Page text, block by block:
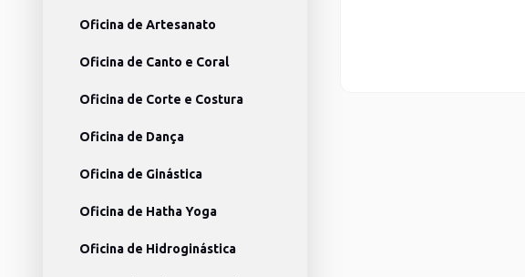
Oficina de Artesanato
Oficina de Canto e Coral
Oficina de Corte e Costura
Oficina de Dança
Oficina de Ginástica
Oficina de Hatha Yoga
Oficina de Hidroginástica